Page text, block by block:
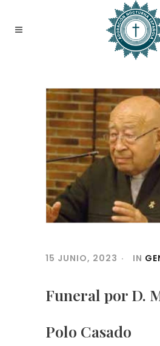
15 JUNIO, 2023 IN
Funeral por D.
Polo Casado